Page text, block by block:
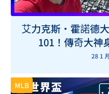
艾力克斯・霍諾德
101！傳奇大神
28 1
MLB